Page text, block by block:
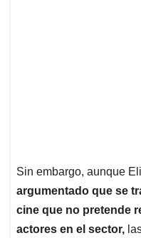
Sin embargo, aunque
argumentado que se
cine que no pretende
actores en el sector,